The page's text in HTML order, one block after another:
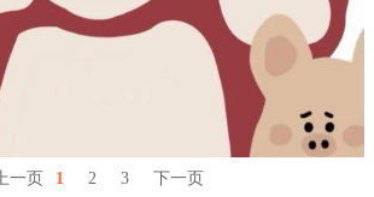
上一页 1 2 3 下一页